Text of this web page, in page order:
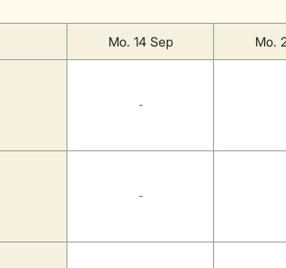
Mo. 14 Sep Mo.
-
-